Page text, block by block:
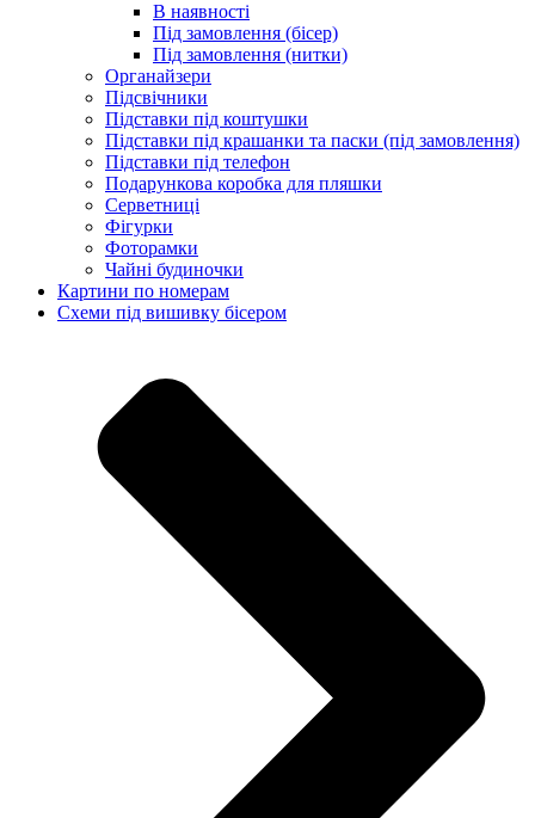
В наявності
Під замовлення (бісер)
Під замовлення (нитки)
Органайзери
Підсвічники
Підставки під коштушки
Підставки під крашанки та паски (під замовлення)
Підставки під телефон
Подарункова коробка для пляшки
Серветниці
Фігурки
Фоторамки
Чайні будиночки
Картини по номерам
Схеми під вишивку бісером